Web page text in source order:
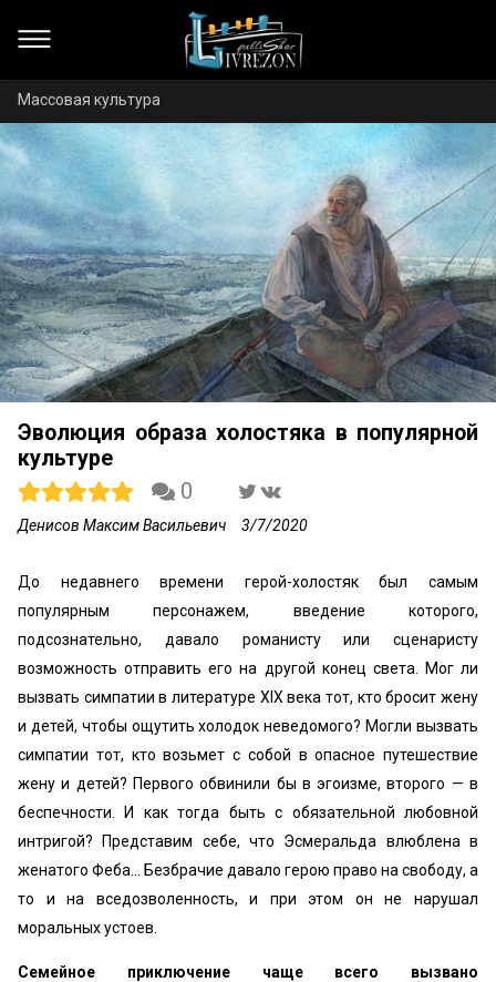
Массовая культура
Эволюция образа холостяка в популярной
культуре
0
Денисов Максим Васильевич 3/7/2020
До недавнего времени герой-холостяк был самым
популярным персонажем, введение которого,
подсознательно, давало романисту или сценаристу
возможность отправить его на другой конец света. Мог ли
вызвать симпатии в литературе XIX века тот, кто бросит жену
и детей, чтобы ощутить холодок неведомого? Могли вызвать
симпатии тот, кто возьмет с собой в опасное путешествие
жену и детей? Первого обвинили бы в эгоизме, второго — в
беспечности. И как тогда быть с обязательной любовной
интригой? Представим себе, что Эсмеральда влюблена в
женатого Феба... Безбрачие давало герою право на свободу, а
то и на вседозволенность, и при этом он не нарушал
моральных устоев.
Семейное приключение чаще всего вызвано